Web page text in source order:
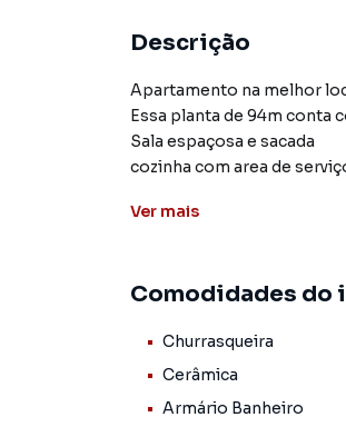
Descrição
Apartamento na melhor
Essa planta de 94m conta
Sala espaçosa e sacada
cozinha com area de
2 vagas de garagem coberta
Apartamento para Venda
encontrou o que
contato com nossa
Ver mais
Comodidades do
Churrasqueira
Cerâmica
Armário Banheiro